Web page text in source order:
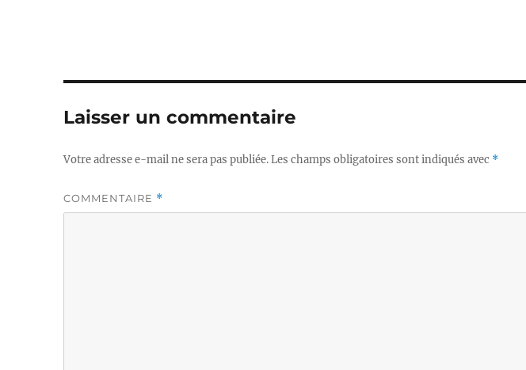
Laisser un commentaire
Votre adresse e-mail ne sera pas publiée.Les champs obligatoires sont indiqués avec *
COMMENTAIRE *